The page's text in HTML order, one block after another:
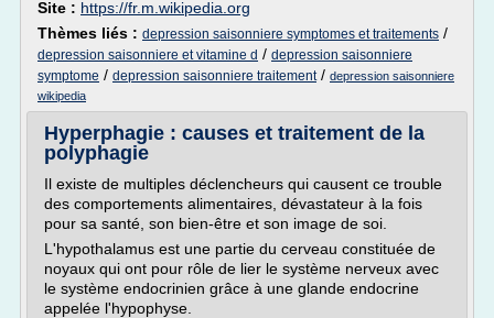
Site : https://fr.m.wikipedia.org
Thèmes liés : depression saisonniere symptomes et traitements /
depression saisonniere et vitamine d / depression saisonniere
symptome / depression saisonniere traitement/ depression saisonniere
wikipedia
Hyperphagie : causes et traitement de la
polyphagie
Il existe de multiples déclencheurs qui causent ce trouble
des comportements alimentaires, dévastateur à la fois
pour sa santé, son bien-être et son image de soi.
L'hypothalamus est une partie du cerveau constituée de
noyaux qui ont pour rôle de lier le système nerveux avec
le système endocrinien grâce à une glande endocrine
appelée l'hypophyse.